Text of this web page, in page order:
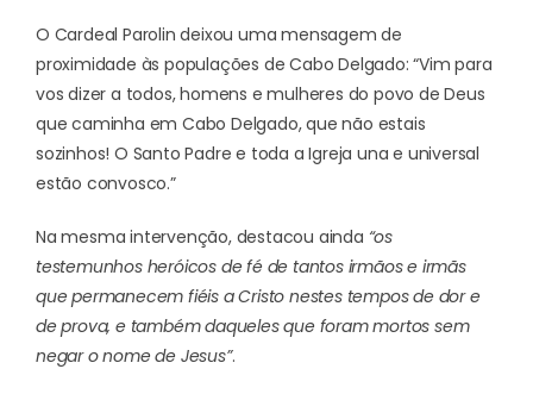
O Cardeal Parolin deixou uma mensagem de
proximidade às populações de Cabo Delgado: “Vim para
vos dizer a todos, homens e mulheres do povo de Deus
que caminha em Cabo Delgado, que não estais
sozinhos! O Santo Padre e toda a Igreja una e universal
estão convosco.”
Na mesma intervenção, destacou ainda “os
testemunhos heróicos de fé de tantos irmãos e irmãs
que permanecem fiéis a Cristo nestes tempos de dor e
de prova, e também daqueles que foram mortos sem
negar o nome de Jesus”.